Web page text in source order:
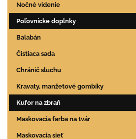
Nočné videnie
Poľovnícke doplnky
Balabán
Čistiaca sada
Chránič sluchu
Kravaty, manžetové gombíky
Kufor na zbraň
Maskovacia farba na tvár
Maskovacia sieť